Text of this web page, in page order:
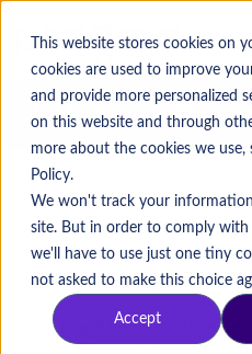
This website stores cookies on
cookies are used to improve
and provide more personalized
on this website and through
more about the cookies we use,
Policy.
We won't track your
site. But in order to comply with
we'll have to use just one tiny
not asked to make this choice
Accept
Historias
Los 23 se pusieron
por Ingrid Londoño Holguín
Tener 23 años nunca se